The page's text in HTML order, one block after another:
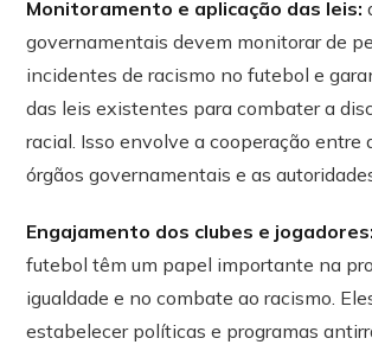
Monitoramento e aplicação das leis:
governamentais devem monitorar de
incidentes de racismo no futebol e
das leis existentes para combater a
racial. Isso envolve a cooperação entre
órgãos governamentais e as
Engajamento dos clubes e jogadores:
futebol têm um papel importante na
igualdade e no combate ao racismo.
estabelecer políticas e programas